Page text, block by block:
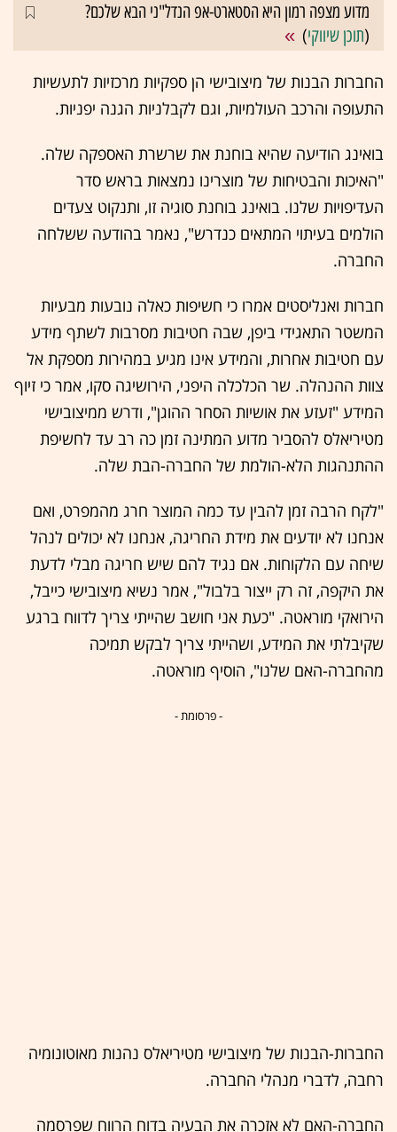
מדוע מצפה רמון היא הסטארט-אפ הנדל"ני הבא שלכם?
(תוכן שיווקי)
החברות הבנות של מיצובישי הן ספקיות מרכזיות לתעשיות
התעופה והרכב העולמיות, וגם לקבלניות הגנה יפניות.
בואינג הודיעה שהיא בוחנת את שרשרת האספקה שלה.
"האיכות והבטיחות של מוצרינו נמצאות בראש סדר
העדיפויות שלנו. בואינג בוחנת סוגיה זו, ותנקוט צעדים
הולמים בעיתוי המתאים כנדרש", נאמר בהודעה ששלחה
החברה.
חברות ואנליסטים אמרו כי חשיפות כאלה נובעות מבעיות
המשטר התאגידי ביפן, שבה חטיבות מסרבות לשתף מידע
עם חטיבות אחרות, והמידע אינו מגיע במהירות מספקת אל
צוות ההנהלה. שר הכלכלה היפני, הירושיגה סקו, אמר כי זיוף
המידע "זעזע את אושיות הסחר ההוגן", ודרש ממיצובישי
מטיריאלס להסביר מדוע המתינה זמן כה רב עד לחשיפת
ההתנהגות הלא-הולמת של החברה-הבת שלה.
"לקח הרבה זמן להבין עד כמה המוצר חרג מהמפרט, ואם
אנחנו לא יודעים את מידת החריגה, אנחנו לא יכולים לנהל
שיחה עם הלקוחות. אם נגיד להם שיש חריגה מבלי לדעת
את היקפה, זה רק ייצור בלבול", אמר נשיא מיצובישי כייבל,
הירואקי מוראטה. "כעת אני חושב שהייתי צריך לדווח ברגע
שקיבלתי את המידע, ושהייתי צריך לבקש תמיכה
מהחברה-האם שלנו", הוסיף מוראטה.
- פרסומת -
החברות-הבנות של מיצובישי מטיריאלס נהנות מאוטונומיה
רחבה, לדברי מנהלי החברה.
החברה-האם לא אזכרה את הבעיה בדוח הרווח שפרסמה